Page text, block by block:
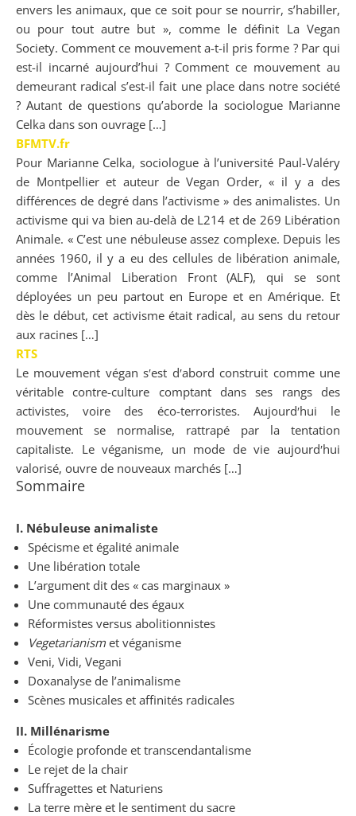
envers les animaux, que ce soit pour se nourrir, s’habiller,
ou pour tout autre but », comme le définit La Vegan
Society. Comment ce mouvement a-t-il pris forme ? Par qui
est-il incarné aujourd’hui ? Comment ce mouvement au
demeurant radical s’est-il fait une place dans notre société
? Autant de questions qu’aborde la sociologue Marianne
Celka dans son ouvrage […]
BFMTV.fr
Pour Marianne Celka, sociologue à l’université Paul-Valéry
de Montpellier et auteur de Vegan Order, « il y a des
différences de degré dans l’activisme » des animalistes. Un
activisme qui va bien au-delà de L214 et de 269 Libération
Animale. « C’est une nébuleuse assez complexe. Depuis les
années 1960, il y a eu des cellules de libération animale,
comme l’Animal Liberation Front (ALF), qui se sont
déployées un peu partout en Europe et en Amérique. Et
dès le début, cet activisme était radical, au sens du retour
aux racines […]
RTS
Le mouvement végan sʹest dʹabord construit comme une
véritable contre-culture comptant dans ses rangs des
activistes, voire des éco-terroristes. Aujourdʹhui le
mouvement se normalise, rattrapé par la tentation
capitaliste. Le véganisme, un mode de vie aujourdʹhui
valorisé, ouvre de nouveaux marchés […]
Sommaire
I. Nébuleuse animaliste
Spécisme et égalité animale
Une libération totale
L’argument dit des « cas marginaux »
Une communauté des égaux
Réformistes versus abolitionnistes
Vegetarianism et véganisme
Veni, Vidi, Vegani
Doxanalyse de l’animalisme
Scènes musicales et affinités radicales
II. Millénarisme
Écologie profonde et transcendantalisme
Le rejet de la chair
Suffragettes et Naturiens
La terre mère et le sentiment du sacre